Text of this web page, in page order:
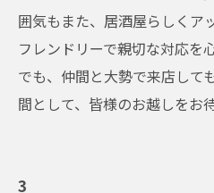
囲気もまた、居酒屋らしくア
フレンドリーで親切な対応を
でも、仲間と大勢で来店して
間として、皆様のお越しをお
3